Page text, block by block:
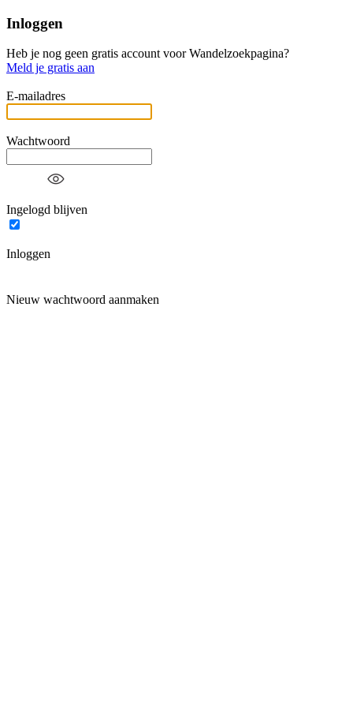
Inloggen
Heb je nog geen gratis account voor Wandelzoekpagina?
Meld je gratis aan
E-mailadres
Wachtwoord
Ingelogd blijven
Inloggen
Nieuw wachtwoord aanmaken